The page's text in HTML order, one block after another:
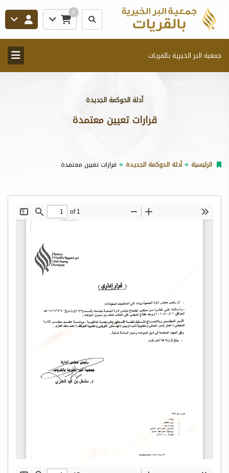
0
جمعية البر الخيرية بالقريات
أدلة الحوكمة الجديدة
قرارات تعيين معتمدة
الرئيسية أدلة الحوكمة الجديدة قرارات تعيين معتمدة